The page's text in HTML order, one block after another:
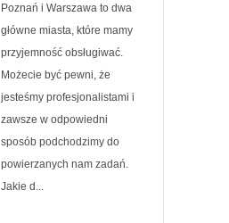
Poznań i Warszawa to dwa
główne miasta, które mamy
przyjemność obsługiwać.
Możecie być pewni, że
jesteśmy profesjonalistami i
zawsze w odpowiedni
sposób podchodzimy do
powierzanych nam zadań.
Jakie d...